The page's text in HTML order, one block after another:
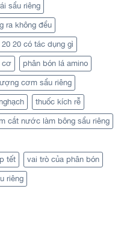
sầu riêng
ra không đều
20 có tác dụng gì
cơ phân bón lá amino
cơm sầu riêng
thuốc kích rễ
cắt nước làm bông sầu riêng
tết vai trò của phân bón
riêng